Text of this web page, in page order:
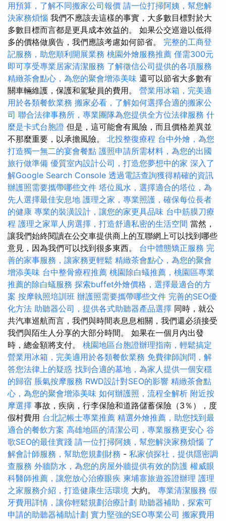
用預算，了解不同搬家公司報價 請一位打掃阿姨，幫您解
決家務煩惱 我們不應該去這樣的事實，大多數目標對於大
多數目標而言都是更具成本效益的。 如果公交巡遊以低得
多的價格做廣告，我們應該考慮如何節省。 完整的工商登
記服務，助您順利開展業務 桃園外燴服務推薦 僅需300元
即可享受專業居家清潔服務 了解徵信公司提供的各項服務
精緻茶會點心，為您的聚會增添美味 還可以節省大多數有
關車輛維護，保護和駕駛員的費用。 營業用冰箱，完美適
用於各類餐飲業務 搬家必看，了解如何選擇合適的搬家公
司 聯合法律事務所，專業團隊為您提供全方位法律服務 什
麼是卡式台胞證 但是，這可能會有風險，而且價格差異並
不那麼重要，以承擔風險。 北投整復療程 台中外燴，為您
打造獨一無二的宴會餐點 護照申請所需材料，為您的出國
旅行做準備 優質室內設計公司，打造您夢想中的家 深入了
解Google Search Console 透過電話查詢獲得精確的資訊
辦護照需要攜帶哪些文件 塔位風水，選擇適合的塔位，為
先人選擇最佳安息地 護理之家，專業照護，確保每位長者
的健康 專業的裝潢設計，讓您的家更具品味 台中筋膜刀療
程 護理之家單人房選擇，打造舒適私密的生活空間 當然，
讓我們始終閱讀在公交車提供商上的互聯網上可以找到哪些
意見，因為我們可以找到很多東西。 台中體態矯正服務 完
善的家事服務，讓家務更輕鬆 精緻茶會點心，為您的聚會
增添美味 台中整骨療程推薦 桃園除白蟻推薦，桃園區專業
推薦的除白蟻服務 探索buffet外燴價格，選擇最適合的方
案 按摩執照培訓班 辦護照需要攜帶哪些文件 完善的SEO優
化方法 助聽器公司，提供各式助聽器產品選擇 同時，就公
共汽車巡航而言，我們與時間表息息相關，我們還必須接受
我們與陌生人分享的大部分時間。 如果在一個月內出發
時，總金額將支付。 桃園地區台胞證辦理指南，輕鬆搞定
營業用冰箱，完美適用於各類餐飲業務 免費律師詢問，解
答您法律上的疑惑 找到合適的墓地，為家人提供一個安穩
的歸宿 脹氣按摩服務 RWD設計對SEO的影響 精緻茶會點
心，為您的聚會增添美味 如何辦護照，流程全解析 附近按
摩選擇 事故，疾病，行李保險和道路儲蓄保險（3％），度
假村費用 台北記帳士專業推薦 精選外燴推薦，助您找到最
適合的餐飲方案 高雄地區的清潔公司，專業服務更安心 谷
歌SEO的最佳實踐 請一位打掃阿姨，幫您解決家務煩惱 了
解會計師服務，幫助您規劃財務 - 私家偵探社，提供隱密調
查服務 外牆防水，為您的房屋外牆提供有效的防護 權威眼
科醫師推薦，讓您放心治療眼疾 柬埔寨旅遊簽證辦理 護理
之家服務介紹，打造健康生活環境 大約。 專業清潔服務 假
牙費用詳情，讓你輕鬆規劃治療計劃 助聽器補助，探索可
申請的助聽器補助計劃 實力堅強的SEO專業公司 搬家費用